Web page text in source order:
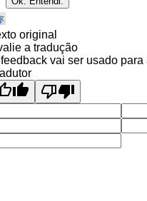
original
a tradução
vai ser usado